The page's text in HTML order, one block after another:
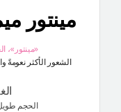
مينتور
«مينتور»،
الشعور الأكثر نعومةً
الحجم